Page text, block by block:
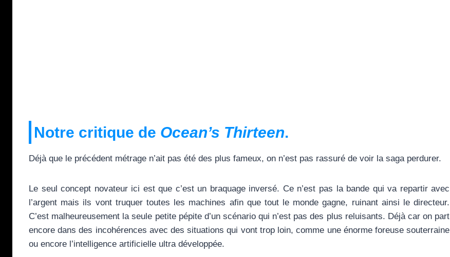
Notre critique de Ocean’s Thirteen.
Déjà que le précédent métrage n’ait pas été des plus fameux, on n’est pas rassuré de voir la saga perdurer.
Le seul concept novateur ici est que c’est un braquage inversé. Ce n’est pas la bande qui va repartir avec
l’argent mais ils vont truquer toutes les machines afin que tout le monde gagne, ruinant ainsi le directeur.
C’est malheureusement la seule petite pépite d’un scénario qui n’est pas des plus reluisants. Déjà car on part
encore dans des incohérences avec des situations qui vont trop loin, comme une énorme foreuse souterraine
ou encore l’intelligence artificielle ultra développée.